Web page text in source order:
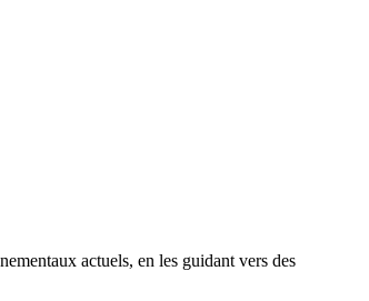
actuels, en les guidant vers des